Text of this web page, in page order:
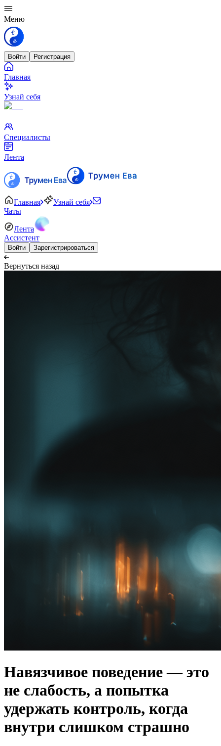
Меню
Войти Регистрация
Главная
Узнай себя
Специалисты
Лента
Главная
Узнай себя
Чаты
Лента
Ассистент
Войти Зарегистрироваться
Вернуться назад
Навязчивое поведение — это
не слабость, а попытка
удержать контроль, когда
внутри слишком страшно